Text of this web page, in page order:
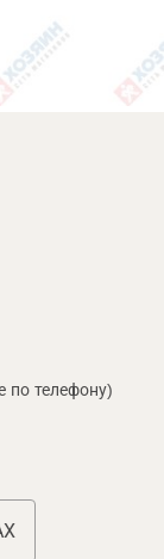
по телефону)